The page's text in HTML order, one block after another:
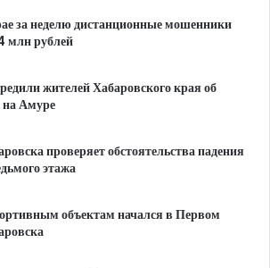
за неделю дистанционные мошенники
млн рублей
жителей Хабаровского края об
на Амуре
проверяет обстоятельства падения
этажа
объектам начался в Первом